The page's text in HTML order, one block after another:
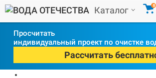
Каталог 0
Просчитать
индивидуальный проект по очистке
Рассчитать